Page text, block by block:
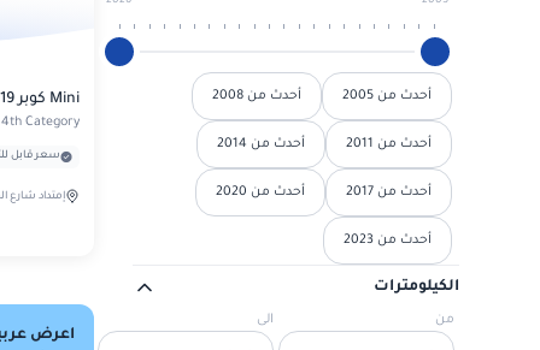
Q5
Q7
Q8
HS
RX5
ZS
ماكان
218i
318i
بى واى دى
L3
Song Plus
بيجو
301
308
أحدث من 2005 أحدث من 2008
أحدث من 2011 أحدث من 2014
أحدث من 2017 أحدث من 2020
أحدث من 2023
الكيلومترات
من الى
Mini كوبر 2019
4th Category
سعر قابل
إمتداد شارع
اعرض